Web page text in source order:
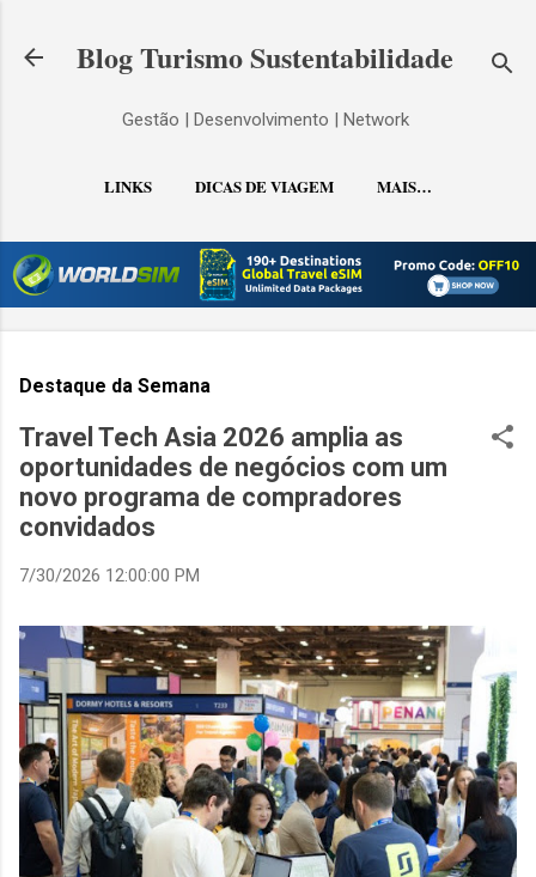
Blog Turismo Sustentabilidade
Gestão | Desenvolvimento | Network
LINKS DICAS DE VIAGEM MAIS…
CONTATO
Destaque da Semana
Travel Tech Asia 2026 amplia as
oportunidades de negócios com um
novo programa de compradores
convidados
7/30/2026 12:00:00 PM